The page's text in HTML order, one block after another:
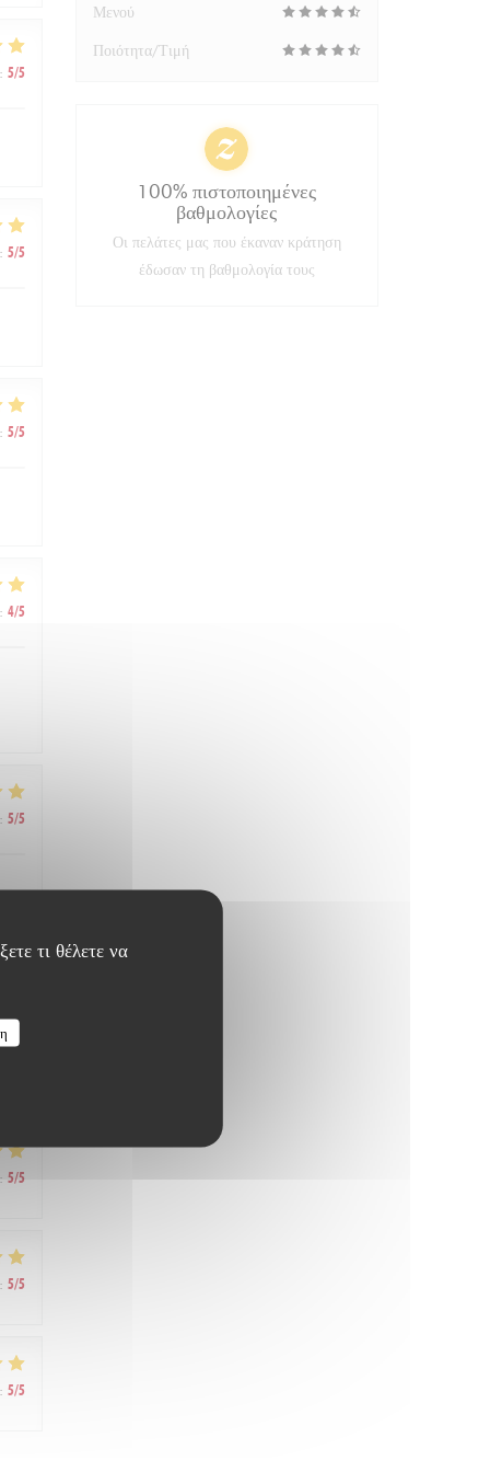
τι θέλετε να
: 5/5
: 5/5
: 5/5
: 4/5
: 5/5
: 5/5
: 5/5
: 5/5
Μενού
Ποιότητα/Τιμή
100% πιστοποιημένες
βαθμολογίες
Οι πελάτες μας που έκαναν κράτηση
έδωσαν τη βαθμολογία τους